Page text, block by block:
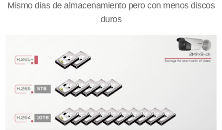
Mismo dias de almacenamiento pero con menos discos
duros